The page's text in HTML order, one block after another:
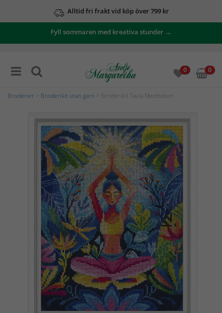
Alltid fri frakt vid köp över 799 kr
Fyll sommaren med kreativa stunder →
0 0
Broderier Broderikit utan garn > Broderikit Tavla Meditation